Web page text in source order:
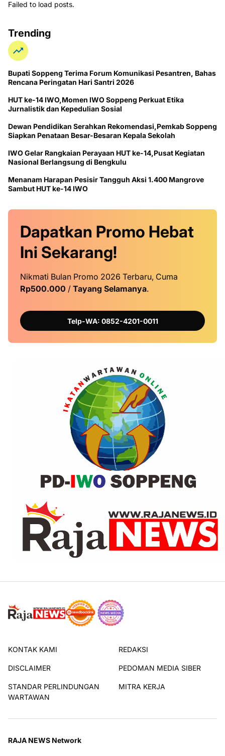
Failed to load posts.
Trending
Bupati Soppeng Terima Forum Komunikasi Pesantren, Bahas
Rencana Peringatan Hari Santri 2026
HUT ke-14 IWO,Momen IWO Soppeng Perkuat Etika
Jurnalistik dan Kepedulian Sosial
Dewan Pendidikan Serahkan Rekomendasi,Pemkab Soppeng
Siapkan Penataan Besar-Besaran Kepala Sekolah
IWO Gelar Rangkaian Perayaan HUT ke-14,Pusat Kegiatan
Nasional Berlangsung di Bengkulu
Menanam Harapan Pesisir Tangguh Aksi 1.400 Mangrove
Sambut HUT ke-14 IWO
Dapatkan Promo Hebat
Ini Sekarang!
Nikmati Bulan Promo 2026 Terbaru, Cuma
Rp500.000 / Tayang Selamanya.
Telp-WA: 0852-4201-0011
KONTAK KAMI REDAKSI
DISCLAIMER PEDOMAN MEDIA SIBER
STANDAR PERLINDUNGAN
WARTAWAN
MITRA KERJA
RAJA NEWS Network